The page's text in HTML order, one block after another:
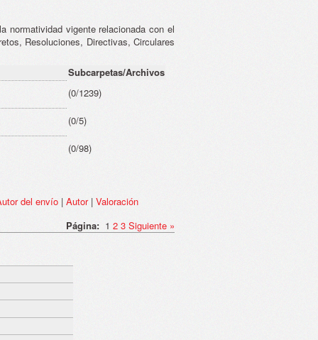
normatividad vigente relacionada con el
Resoluciones, Directivas, Circulares
Subcarpetas/Archivos
(0/1239)
(0/5)
(0/98)
del envío | Autor| Valoración
Página: 1 2 3 Siguiente »